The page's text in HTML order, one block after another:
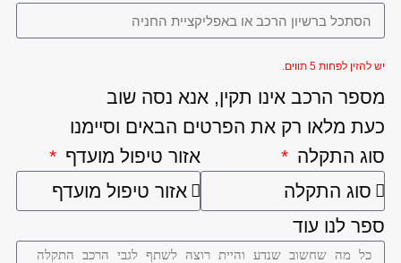
יש להזין לפחות 5 תווים.
מספר הרכב אינו תקין, אנא נסה שוב
כעת מלאו רק את הפרטים הבאים וסיימנו
סוג התקלה
אזור טיפול מועדף
ספר לנו עוד